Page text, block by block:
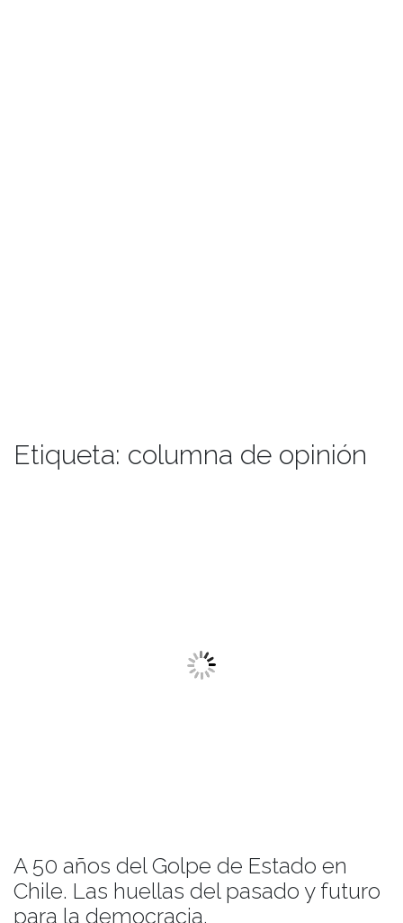
Etiqueta: columna de opinión
A 50 años del Golpe de Estado en
Chile. Las huellas del pasado y futuro
para la democracia.